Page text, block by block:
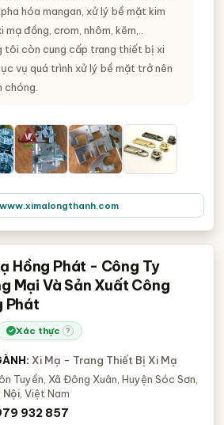
hóa mangan, xử lý bề mặt kim
mạ đồng, crom, nhôm, kẽm,..
tôi còn cung cấp trang thiết bị xi
vụ quá trình xử lý bề mặt trở nên
chóng.
www.ximalongthanh.com
Hồng Phát - Công Ty
Mại Và Sản Xuất Công
Phát
Xác thực ?
Xi Mạ - Trang Thiết Bị Xi Mạ
Tuyền, Xã Đông Xuân, Huyện Sóc Sơn,
Nội , Việt Nam
932 857